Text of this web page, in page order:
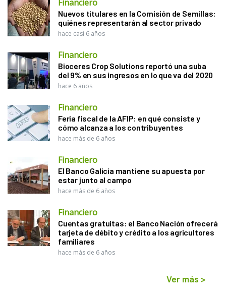
Financiero
Nuevos titulares en la Comisión de Semillas:
quiénes representarán al sector privado
hace casi 6 años
Financiero
Bioceres Crop Solutions reportó una suba
del 9% en sus ingresos en lo que va del 2020
hace 6 años
Financiero
Feria fiscal de la AFIP: en qué consiste y
cómo alcanza a los contribuyentes
hace más de 6 años
Financiero
El Banco Galicia mantiene su apuesta por
estar junto al campo
hace más de 6 años
Financiero
Cuentas gratuitas: el Banco Nación ofrecerá
tarjeta de débito y crédito a los agricultores
familiares
hace más de 6 años
Ver más >